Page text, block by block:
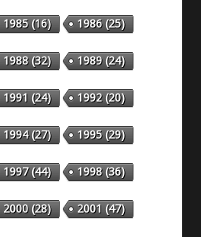
1985(16) 1986(25)
1988(32) 1989(24)
1991 (24) 1992(20)
1994(27) 1995(29)
1997(44) 1998(36)
2000(28) 2001 (47)